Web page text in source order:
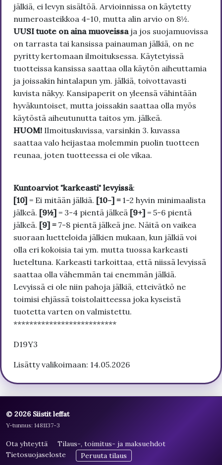
jälkiä, ei levyn sisältöä. Arvioinnissa on käytetty
numeroasteikkoa 4-10, mutta alin arvio on 8½.
UUSI tuote on aina muoveissa ja jos suojamuovissa
on tarrasta tai kansissa painauman jälkiä, on ne
pyritty kertomaan ilmoituksessa. Käytetyissä
tuotteissa kansissa saattaa olla käytön aiheuttamia
ja joissakin hintalapun ym. jälkiä, toivottavasti
kuvista näkyy. Kansipaperit on yleensä vähintään
hyväkuntoiset, mutta joissakin saattaa olla myös
käytöstä aiheutunutta taitos ym. jälkeä.
HUOM! Ilmoituskuvissa, varsinkin 3. kuvassa
saattaa valo heijastaa molemmin puolin tuotteen
reunaa, joten tuotteessa ei ole vikaa.
Kuntoarviot "karkeasti" levyissä:
[10] = Ei mitään jälkiä. [10-] = 1-2 hyvin minimaalista
jälkeä. [9½] = 3-4 pientä jälkeä [9+] = 5-6 pientä
jälkeä. [9] = 7-8 pientä jälkeä jne. Näitä on vaikea
suoraan luetteloida jälkien mukaan, kun jälkiä voi
olla eri kokoisia tai ym. mutta tuossa karkeasti
lueteltuna. Karkeasti tarkoittaa, että niissä levyissä
saattaa olla vähemmän tai enemmän jälkiä.
Levyissä ei ole niin pahoja jälkiä, etteivätkö ne
toimisi ehjässä toistolaitteessa joka kyseistä
tuotetta varten on valmistettu.
**************************
D19Y3
Lisätty valikoimaan: 14.05.2026
© 2026 Siistit leffat
Y-tunnus: 1481137-3
Ota yhteyttä
Tilaus-, toimitus- ja maksuehdot
Tietosuojaseloste
Peruuta tilaus